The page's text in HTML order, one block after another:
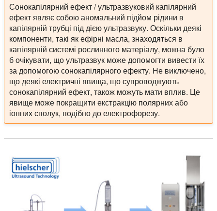
Сонокапілярний ефект / ультразвуковий капілярний
ефект являє собою аномальний підйом рідини в
капілярній трубці під дією ультразвуку. Оскільки деякі
компоненти, такі як ефірні масла, знаходяться в
капілярній системі рослинного матеріалу, можна було
б очікувати, що ультразвук може допомогти вивести їх
за допомогою сонокапілярного ефекту. Не виключено,
що деякі електричні явища, що супроводжують
сонокапілярний ефект, також можуть мати вплив. Це
явище може покращити екстракцію полярних або
іонних сполук, подібно до електрофорезу.